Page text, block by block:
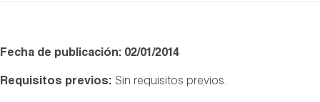
Fecha de publicación: 02/01/2014
Requisitos previos: Sin requisitos previos.